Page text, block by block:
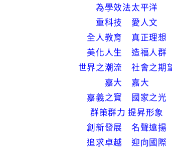
為學效法太平洋
重科技 愛人文
全人教育 真正理想
美化人生 造福人群
世界之潮流 社會之期
嘉大 嘉大
嘉義之寶 國家之光
群策群力 提昇形象
創新發展 名聲遠揚
追求卓越 迎向國際